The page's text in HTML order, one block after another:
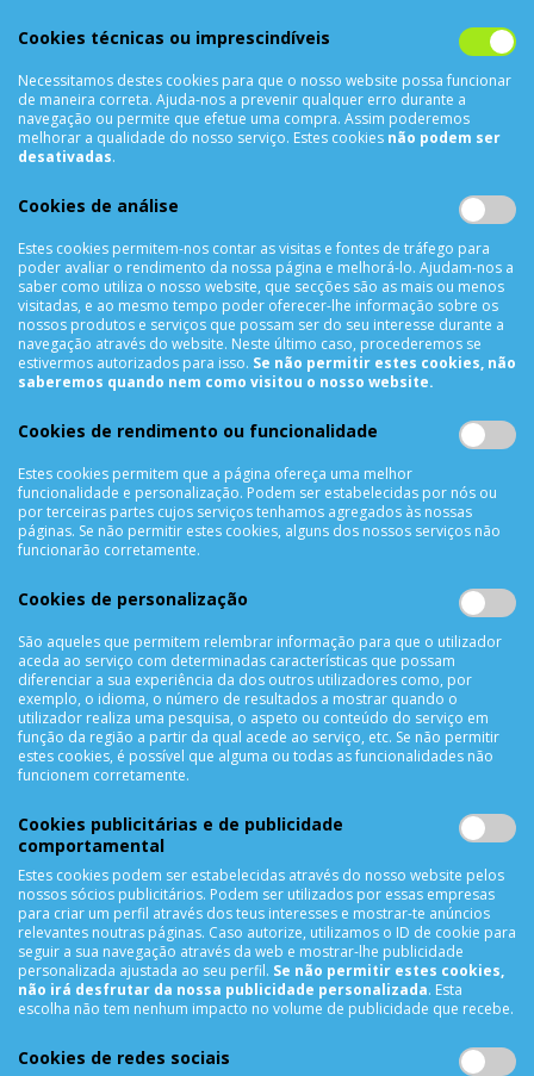
4450-042 Matosinhos Portugal
comercial@cellrepair.pt
vendas@cellrepair.pt
229 380 496 Chamada para a rede fixa nacional
910991733
Segunda a Sexta das 10h00 às 19h00
Sábado das 9h00 às 13h00
INFORMAÇÕES
Termos & Condições
Política de Privacidade
Trocas & Devoluções
Métodos de Pagamento
Resolução de Litígios
Livro de reclamações
APOIO AO CLIENTE
Criar Conta
As Minhas Encomendas
Lista de Desejos
Solicitar uma Devolução
Expedição
Utilização de Cookies
NEWSLETTER
Cookies técnicas ou imprescindíveis
Necessitamos destes cookies para que o nosso website possa funcionar
de maneira correta. Ajuda-nos a prevenir qualquer erro durante a
navegação ou permite que efetue uma compra. Assim poderemos
melhorar a qualidade do nosso serviço. Estes cookies não podem ser
desativadas.
Cookies de análise
Estes cookies permitem-nos contar as visitas e fontes de tráfego para
poder avaliar o rendimento da nossa página e melhorá-lo. Ajudam-nos a
saber como utiliza o nosso website, que secções são as mais ou menos
visitadas, e ao mesmo tempo poder oferecer-lhe informação sobre os
nossos produtos e serviços que possam ser do seu interesse durante a
navegação através do website. Neste último caso, procederemos se
estivermos autorizados para isso. Se não permitir estes cookies, não
saberemos quando nem como visitou o nosso website.
Cookies de rendimento ou funcionalidade
Estes cookies permitem que a página ofereça uma melhor
funcionalidade e personalização. Podem ser estabelecidas por nós ou
por terceiras partes cujos serviços tenhamos agregados às nossas
páginas. Se não permitir estes cookies, alguns dos nossos serviços não
funcionarão corretamente.
Cookies de personalização
São aqueles que permitem relembrar informação para que o utilizador
aceda ao serviço com determinadas características que possam
diferenciar a sua experiência da dos outros utilizadores como, por
exemplo, o idioma, o número de resultados a mostrar quando o
utilizador realiza uma pesquisa, o aspeto ou conteúdo do serviço em
função da região a partir da qual acede ao serviço, etc. Se não permitir
estes cookies, é possível que alguma ou todas as funcionalidades não
funcionem corretamente.
Cookies publicitárias e de publicidade
comportamental
Estes cookies podem ser estabelecidas através do nosso website pelos
nossos sócios publicitários. Podem ser utilizados por essas empresas
para criar um perfil através dos teus interesses e mostrar-te anúncios
relevantes noutras páginas. Caso autorize, utilizamos o ID de cookie para
seguir a sua navegação através da web e mostrar-lhe publicidade
personalizada ajustada ao seu perfil. Se não permitir estes cookies,
não irá desfrutar da nossa publicidade personalizada. Esta
escolha não tem nenhum impacto no volume de publicidade que recebe.
Cookies de redes sociais